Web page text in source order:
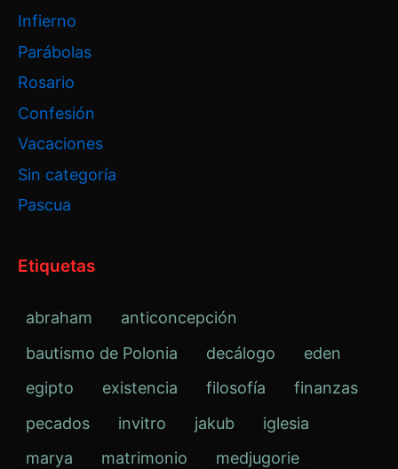
Infierno
Parábolas
Rosario
Confesión
Vacaciones
Sin categoría
Pascua
Etiquetas
abraham
anticoncepción
bautismo de Polonia
decálogo
eden
egipto
existencia filosofía
finanzas
pecados
invitro jakub
iglesia
marya
matrimonio
medjugorie